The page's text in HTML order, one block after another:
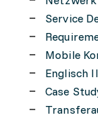
Service
Mobile
Englisch
Case